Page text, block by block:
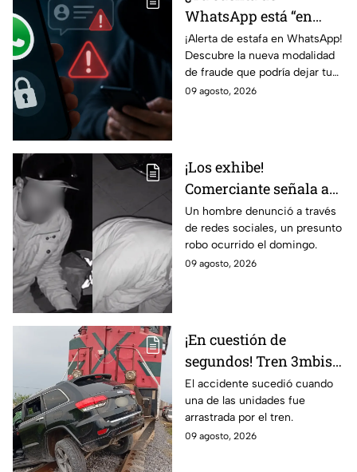
WhatsApp está “en
revisión”? Este mensaje
podría dejarte
vulnerable ante
ESTAFAS si no tienes
¡Alerta de estafa en WhatsApp!
Descubre la nueva modalidad
de fraude que podría dejar tu
cuenta vulnerable. ¡No te
09 agosto, 2026
¡Los exhibe!
Comerciante señala a
dos hombres de un
presunto robo a un
negocio en León
Un hombre denunció a través
de redes sociales, un presunto
robo ocurrido el domingo.
09 agosto, 2026
¡En cuestión de
segundos! Tren 3mbiste
una camioneta en
Guanajuato; este fue el
saldo de las víct1mas
El accidente sucedió cuando
una de las unidades fue
arrastrada por el tren.
09 agosto, 2026